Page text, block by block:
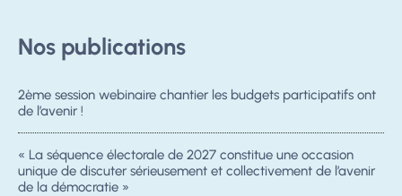
Nos publications
2ème session webinaire chantier les budgets participatifs ont
de l’avenir !
« La séquence électorale de 2027 constitue une occasion
unique de discuter sérieusement et collectivement de l’avenir
de la démocratie »